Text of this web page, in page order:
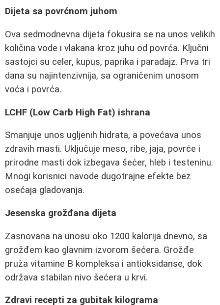
Dijeta sa povrćnom juhom
Ova sedmodnevna dijeta fokusira se na unos velikih
količina vode i vlakana kroz juhu od povrća. Ključni
sastojci su celer, kupus, paprika i paradajz. Prva tri
dana su najintenzivnija, sa ograničenim unosom
voća i povrća.
LCHF (Low Carb High Fat) ishrana
Smanjuje unos ugljenih hidrata, a povećava unos
zdravih masti. Uključuje meso, ribe, jaja, povrće i
prirodne masti dok izbegava šećer, hleb i testeninu.
Mnogi korisnici navode dugotrajne efekte bez
osećaja gladovanja.
Jesenska grožđana dijeta
Zasnovana na unosu oko 1200 kalorija dnevno, sa
grožđem kao glavnim izvorom šećera. Grožđe
pruža vitamine B kompleksa i antioksidanse, dok
održava stabilan nivo šećera u krvi.
Zdravi recepti za gubitak kilograma